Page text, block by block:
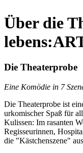
Über die
Die Theaterprobe
Eine Komödie in 7
Die Theaterprobe ist
urkomischer Spaß für
Kulissen: Im rasanten
Regisseurinnen,
die "Kästchenszene"